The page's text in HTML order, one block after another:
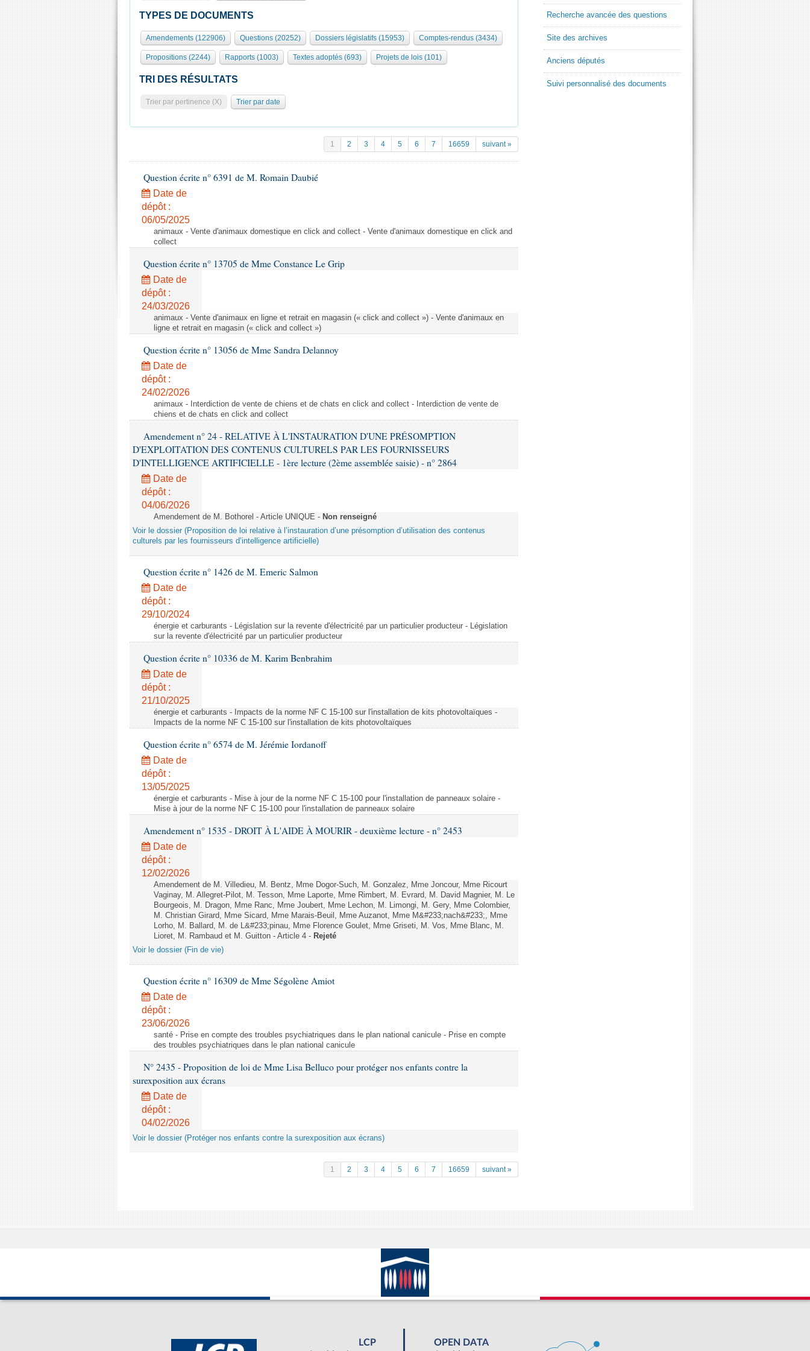
TYPES DE DOCUMENTS
Amendements (122906) Questions (20252) Dossiers législatifs (15953) Comptes-rendus (3434)
Propositions (2244) Rapports (1003) Textes adoptés (693) Projets de lois (101)
TRI DES RÉSULTATS
Trier par pertinence (X) Trier par date
1 2 3 4 5 6 7 16659 suivant »
Question écrite n° 6391 de M. Romain Daubié
Date de
dépôt :
06/05/2025
animaux - Vente d'animaux domestique en click and collect - Vente d'animaux domestique en click and
collect
Question écrite n° 13705 de Mme Constance Le Grip
Date de
dépôt :
24/03/2026
animaux - Vente d'animaux en ligne et retrait en magasin (« click and collect ») - Vente d'animaux en
ligne et retrait en magasin (« click and collect »)
Question écrite n° 13056 de Mme Sandra Delannoy
Date de
dépôt :
24/02/2026
animaux - Interdiction de vente de chiens et de chats en click and collect - Interdiction de vente de
chiens et de chats en click and collect
Amendement n° 24 - RELATIVE À L'INSTAURATION D'UNE PRÉSOMPTION
D'EXPLOITATION DES CONTENUS CULTURELS PAR LES FOURNISSEURS
D'INTELLIGENCE ARTIFICIELLE - 1ère lecture (2ème assemblée saisie) - n° 2864
Date de
dépôt :
04/06/2026
Amendement de M. Bothorel - Article UNIQUE - Non renseigné
Voir le dossier (Proposition de loi relative à l’instauration d’une présomption d’utilisation des contenus
culturels par les fournisseurs d’intelligence artificielle)
Question écrite n° 1426 de M. Emeric Salmon
Date de
dépôt :
29/10/2024
énergie et carburants - Législation sur la revente d'électricité par un particulier producteur - Législation
sur la revente d'électricité par un particulier producteur
Question écrite n° 10336 de M. Karim Benbrahim
Date de
dépôt :
21/10/2025
énergie et carburants - Impacts de la norme NF C 15-100 sur l'installation de kits photovoltaïques -
Impacts de la norme NF C 15-100 sur l'installation de kits photovoltaïques
Question écrite n° 6574 de M. Jérémie Iordanoff
Date de
dépôt :
13/05/2025
énergie et carburants - Mise à jour de la norme NF C 15-100 pour l'installation de panneaux solaire -
Mise à jour de la norme NF C 15-100 pour l'installation de panneaux solaire
Amendement n° 1535 - DROIT À L'AIDE À MOURIR - deuxième lecture - n° 2453
Date de
dépôt :
12/02/2026
Amendement de M. Villedieu, M. Bentz, Mme Dogor-Such, M. Gonzalez, Mme Joncour, Mme Ricourt
Vaginay, M. Allegret-Pilot, M. Tesson, Mme Laporte, Mme Rimbert, M. Evrard, M. David Magnier, M. Le
Bourgeois, M. Dragon, Mme Ranc, Mme Joubert, Mme Lechon, M. Limongi, M. Gery, Mme Colombier,
M. Christian Girard, Mme Sicard, Mme Marais-Beuil, Mme Auzanot, Mme M&#233;nach&#233;, Mme
Lorho, M. Ballard, M. de L&#233;pinau, Mme Florence Goulet, Mme Griseti, M. Vos, Mme Blanc, M.
Lioret, M. Rambaud et M. Guitton - Article 4 - Rejeté
Voir le dossier (Fin de vie)
Question écrite n° 16309 de Mme Ségolène Amiot
Date de
dépôt :
23/06/2026
santé - Prise en compte des troubles psychiatriques dans le plan national canicule - Prise en compte
des troubles psychiatriques dans le plan national canicule
N° 2435 - Proposition de loi de Mme Lisa Belluco pour protéger nos enfants contre la
surexposition aux écrans
Date de
dépôt :
04/02/2026
Voir le dossier (Protéger nos enfants contre la surexposition aux écrans)
1 2 3 4 5 6 7 16659 suivant »
Recherche avancée des questions
Site des archives
Anciens députés
Suivi personnalisé des documents
LCP
OPEN DATA